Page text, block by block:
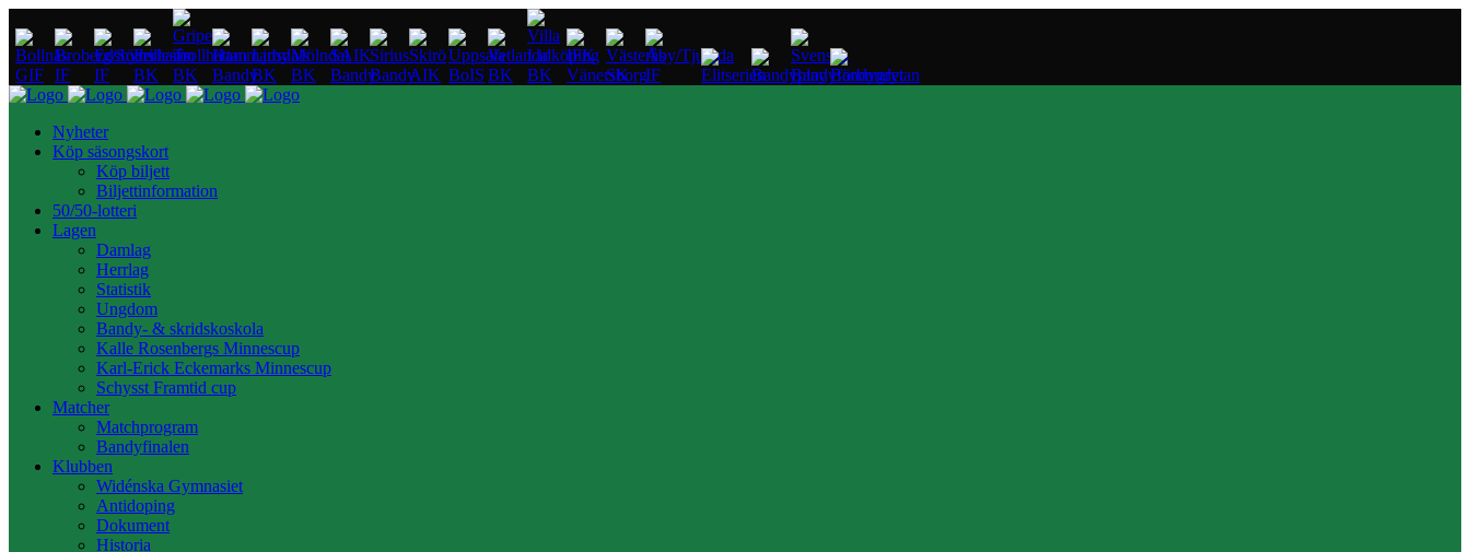
Nyheter
Köp säsongskort
Köp biljett
Biljettinformation
50/50-lotteri
Lagen
Damlag
Herrlag
Statistik
Ungdom
Bandy- & skridskoskola
Kalle Rosenbergs Minnescup
Karl-Erick Eckemarks Minnescup
Schysst Framtid cup
Matcher
Matchprogram
Bandyfinalen
Klubben
Widénska Gymnasiet
Antidoping
Dokument
Historia